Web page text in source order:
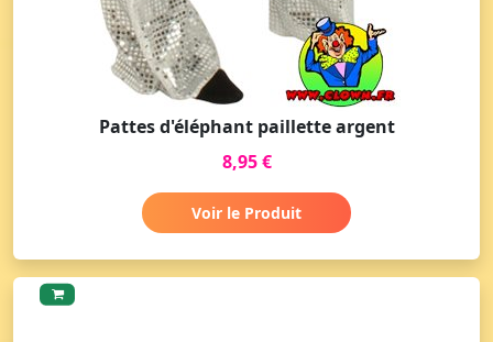
Pattes d'éléphant paillette argent
8,95 €
Voir le Produit